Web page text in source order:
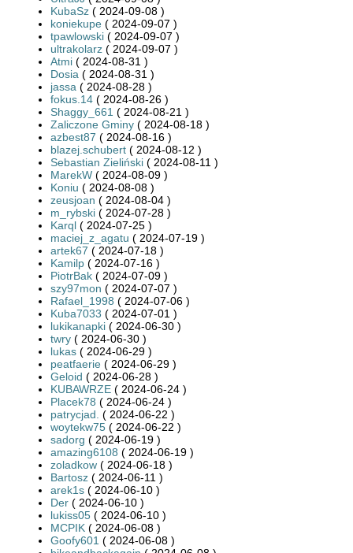
KubaSz ( 2024-09-08 )
koniekupe ( 2024-09-07 )
tpawlowski ( 2024-09-07 )
ultrakolarz ( 2024-09-07 )
Atmi ( 2024-08-31 )
Dosia ( 2024-08-31 )
jassa ( 2024-08-28 )
fokus.14 ( 2024-08-26 )
Shaggy_661 ( 2024-08-21 )
Zaliczone Gminy ( 2024-08-18 )
azbest87 ( 2024-08-16 )
blazej.schubert ( 2024-08-12 )
Sebastian Zieliński ( 2024-08-11 )
MarekW ( 2024-08-09 )
Koniu ( 2024-08-08 )
zeusjoan ( 2024-08-04 )
m_rybski ( 2024-07-28 )
Karql ( 2024-07-25 )
maciej_z_agatu ( 2024-07-19 )
artek67 ( 2024-07-18 )
Kamilp ( 2024-07-16 )
PiotrBak ( 2024-07-09 )
szy97mon ( 2024-07-07 )
Rafael_1998 ( 2024-07-06 )
Kuba7033 ( 2024-07-01 )
lukikanapki ( 2024-06-30 )
twry ( 2024-06-30 )
lukas ( 2024-06-29 )
peatfaerie ( 2024-06-29 )
Geloid ( 2024-06-28 )
KUBAWRZE ( 2024-06-24 )
Placek78 ( 2024-06-24 )
patrycjad. ( 2024-06-22 )
woytekw75 ( 2024-06-22 )
sadorg ( 2024-06-19 )
amazing6108 ( 2024-06-19 )
zoladkow ( 2024-06-18 )
Bartosz ( 2024-06-11 )
arek1s ( 2024-06-10 )
Der ( 2024-06-10 )
lukiss05 ( 2024-06-10 )
MCPIK ( 2024-06-08 )
Goofy601 ( 2024-06-08 )